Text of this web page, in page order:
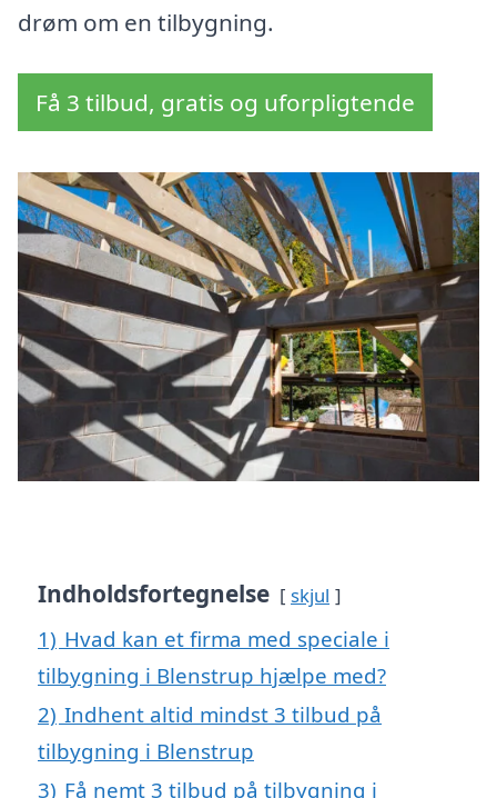
drøm om en tilbygning.
Få 3 tilbud, gratis og uforpligtende
Indholdsfortegnelse skjul
1) Hvad kan et firma med speciale i
tilbygning i Blenstrup hjælpe med?
2) Indhent altid mindst 3 tilbud på
tilbygning i Blenstrup
3) Få nemt 3 tilbud på tilbygning i